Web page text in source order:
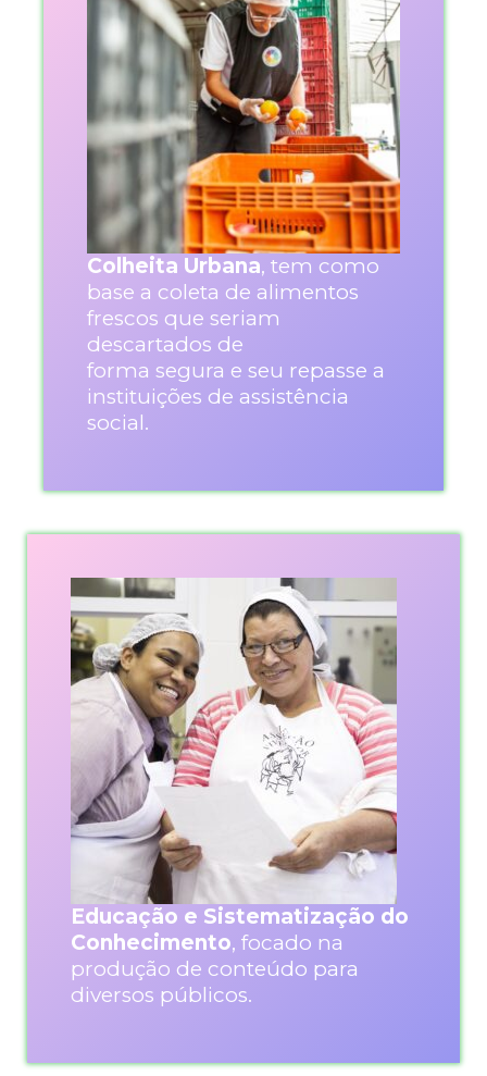
Colheita Urbana, tem como
base a coleta de alimentos
frescos que seriam
descartados de
forma segura e seu repasse a
instituições de assistência
social.
Educação e Sistematização do
Conhecimento, focado na
produção de conteúdo para
diversos públicos.